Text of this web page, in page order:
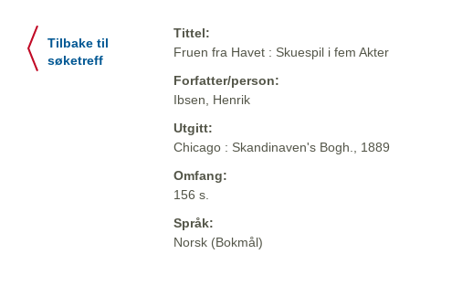
Tilbake til
søketreff
Tittel:
Fruen fra Havet : Skuespil i fem Akter
Forfatter/person:
Ibsen, Henrik
Utgitt:
Chicago : Skandinaven's Bogh., 1889
Omfang:
156 s.
Språk:
Norsk (Bokmål)